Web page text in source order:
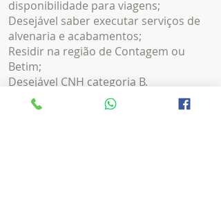
disponibilidade para viagens;
Desejável saber executar serviços de
alvenaria e acabamentos;
Residir na região de Contagem ou
Betim;
Desejável CNH categoria B.
Local